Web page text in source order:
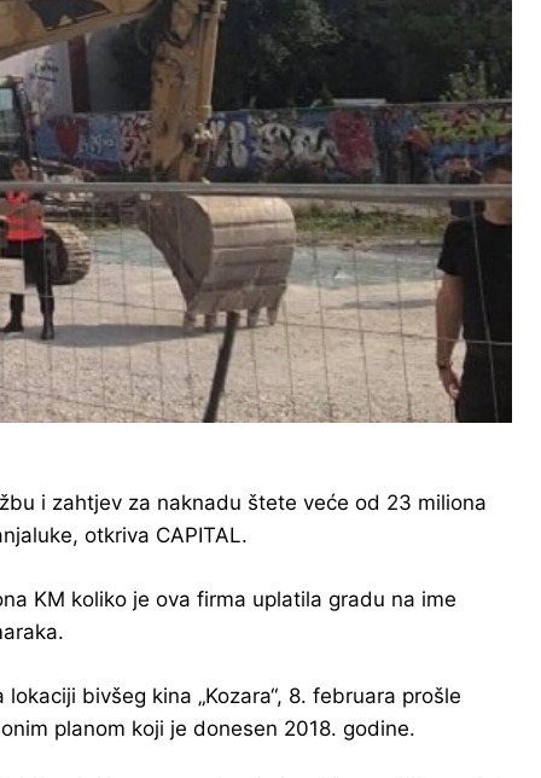
i zahtjev za naknadu štete veće od 23 miliona
otkriva CAPITAL.
KM koliko je ova firma uplatila gradu na ime
bivšeg kina „Kozara“, 8. februara prošle
planom koji je donesen 2018. godine.